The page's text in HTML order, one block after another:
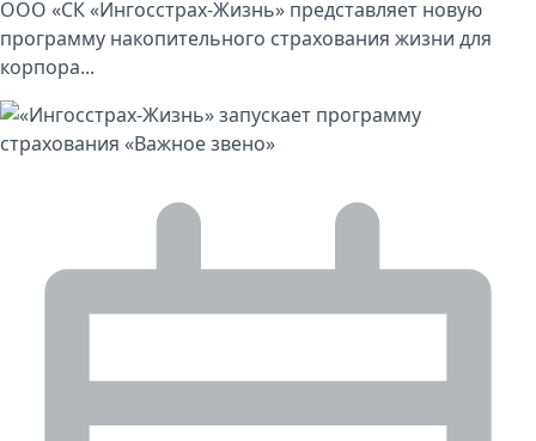
ООО «СК «Ингосстрах-Жизнь» представляет новую
программу накопительного страхования жизни для
корпора...